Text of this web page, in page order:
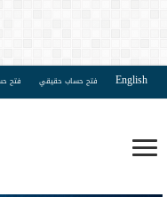
English فتح حساب حقيقي فتح